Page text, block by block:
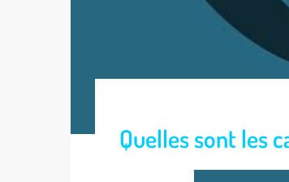
Quelles sont les